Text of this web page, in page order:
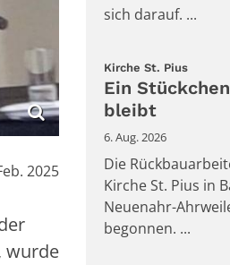
2025
wurde
sich darauf. ...
Kirche St. Pius:
Ein
bleibt
6. Aug. 2026
Die
Kirche St. Pius in
Neuenahr-
begonnen. ...